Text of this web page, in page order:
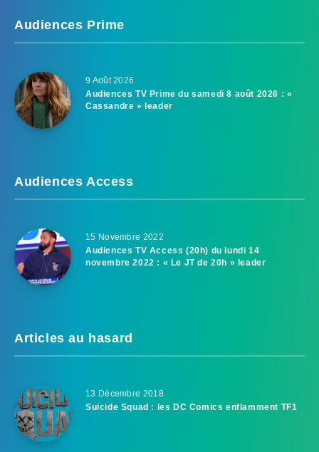
Audiences Prime
9 Août 2026
Audiences TV Prime du samedi 8 août 2026 : «
Cassandre » leader
Audiences Access
15 Novembre 2022
Audiences TV Access (20h) du lundi 14
novembre 2022 : « Le JT de 20h » leader
Articles au hasard
13 Décembre 2018
Suicide Squad : les DC Comics enflamment TF1